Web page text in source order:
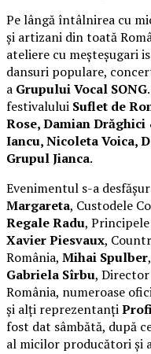
Pe lângă întâlnirea cu
și artizani din toată
ateliere cu meșteșugari
dansuri populare,
a Grupului Vocal SONG
festivalului Suflet de
Rose, Damian
Iancu, Nicoleta Voica,
Grupul Jianca.
Evenimentul s-a
Margareta, Custodele
Regale Radu,
Xavier Piesvaux,
România, Mihai Spulber
Gabriela Sîrbu,
România, numeroase
și alți reprezentanți
fost dat sâmbătă, după
al micilor producători și